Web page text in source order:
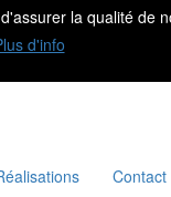
la qualité de
d'info
Contact